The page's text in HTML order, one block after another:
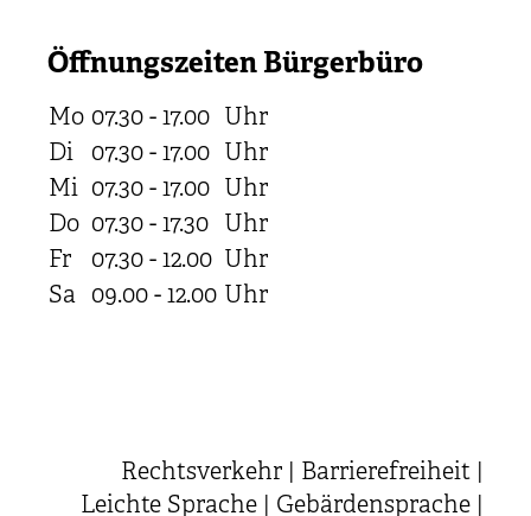
Öffnungszeiten Bürgerbüro
Mo 07.30 - 17.00 Uhr
Di
07.30 - 17.00 Uhr
Mi 07.30 - 17.00 Uhr
Do 07.30 - 17.30 Uhr
Fr
07.30 - 12.00 Uhr
Sa 09.00 - 12.00 Uhr
Rechtsverkehr Barrierefreiheit
Leichte Sprache
Gebärdensprache